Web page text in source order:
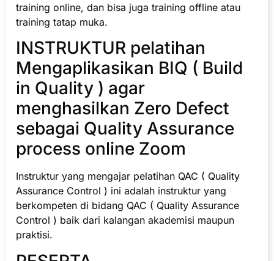
training online, dan bisa juga training offline atau
training tatap muka.
INSTRUKTUR pelatihan
Mengaplikasikan BIQ ( Build
in Quality ) agar
menghasilkan Zero Defect
sebagai Quality Assurance
process online Zoom
Instruktur yang mengajar pelatihan QAC ( Quality
Assurance Control ) ini adalah instruktur yang
berkompeten di bidang QAC ( Quality Assurance
Control ) baik dari kalangan akademisi maupun
praktisi.